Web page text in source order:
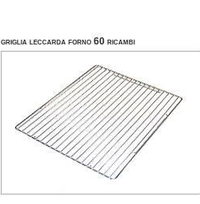
griglia leccarda forno 60 ricambi